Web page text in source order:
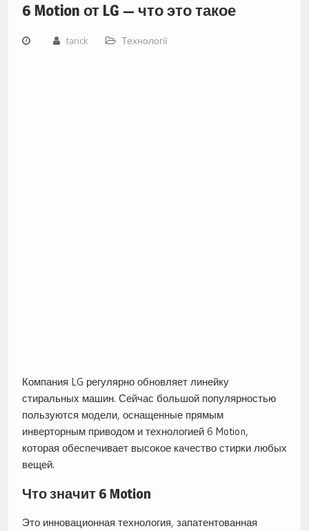
6 Motion от LG — что это такое
tarick Технології
Компания LG регулярно обновляет линейку
стиральных машин. Сейчас большой популярностью
пользуются модели, оснащенные прямым
инверторным приводом и технологией 6 Motion,
которая обеспечивает высокое качество стирки любых
вещей.
Что значит 6 Motion
Это инновационная технология, запатентованная